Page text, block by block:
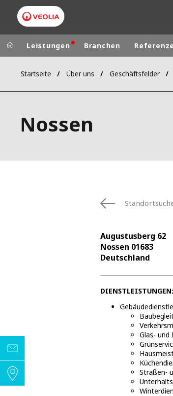
Veolia Group
CAMPUS
Leistungen Branchen
Startseite Über uns Geschäftsfelder
Nossen
Augustusberg 62
Nossen 01683
Deutschland
DIENSTLEISTUNGEN:
Glas- und
Straßen-